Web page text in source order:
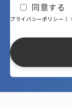
同意する
プライバシーポリシー｜